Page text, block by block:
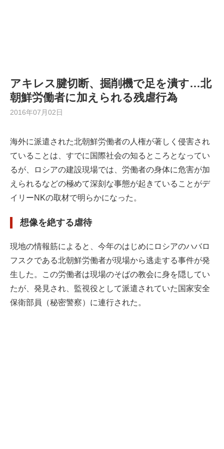
アキレス腱切断、掘削機で足を潰す…北
朝鮮労働者に加えられる残虐行為
2016年07月02日
海外に派遣された北朝鮮労働者の人権が著しく侵害され
ていることは、すでに国際社会の知るところとなってい
るが、ロシアの建設現場では、労働者の身体に危害が加
えられるなどの極めて深刻な事態が起きていることがデ
イリーNKの取材で明らかになった。
想像を絶する虐待
現地の情報筋によると、今年のはじめにロシアのハバロ
フスクである北朝鮮労働者が現場から逃走する事件が発
生した。この労働者は現場のそばの教会に身を隠してい
たが、発見され、監視役として派遣されていた国家安全
保衛部員（秘密警察）に連行された。